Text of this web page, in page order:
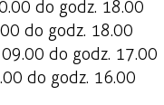
do godz. 18.00
do godz. 18.00
do godz. 17.00
do godz. 16.00